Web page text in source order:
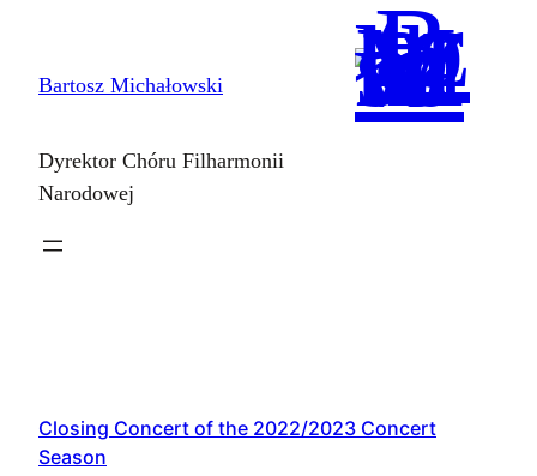
content
Bartosz Michałowski
Dyrektor Chóru Filharmonii
Narodowej
Closing Concert of the 2022/2023 Concert
Season